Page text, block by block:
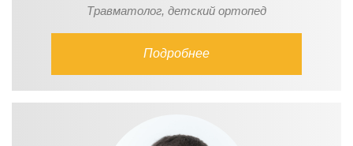
Травматолог, детский ортопед
Подробнее